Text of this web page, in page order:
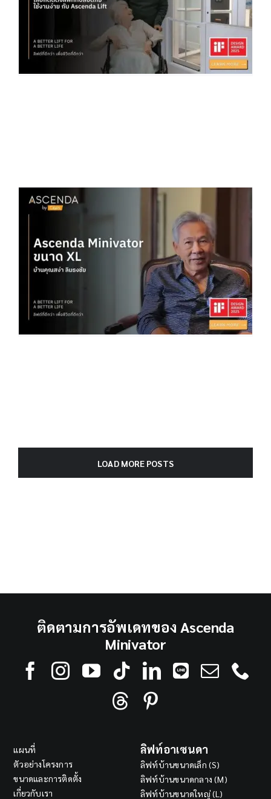
LOAD MORE POSTS
ติดตามการอัพเดทของ Ascenda
Minivator
แผนที่
ตัวอย่างโครงการ
ขนาดและการติดตั้ง
เกี่ยวกับเรา
ลิฟท์อาเซนดา
ลิฟท์บ้านขนาดเล็ก (S)
ลิฟท์บ้านขนาดกลาง (M)
ลิฟท์บ้านขนาดใหญ่ (L)